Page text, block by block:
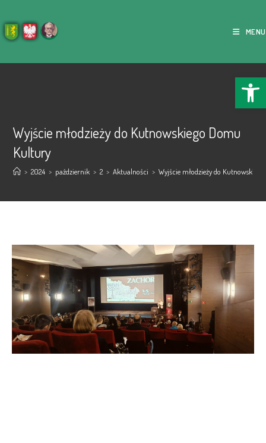
MENU
Wyjście młodzieży do Kutnowskiego Domu
Kultury
> 2024 > październik > 2 > Aktualności > Wyjście młodzieży do